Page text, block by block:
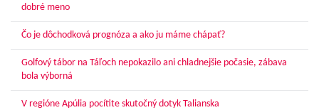
dobré meno
Čo je dôchodková prognóza a ako ju máme chápať?
Golfový tábor na Táľoch nepokazilo ani chladnejšie počasie, zábava
bola výborná
V regióne Apúlia pocítite skutočný dotyk Talianska